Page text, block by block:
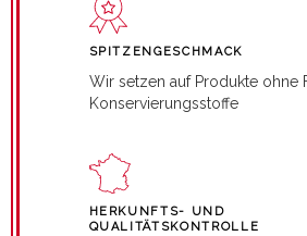
SPITZENGESCHMACK
Wir setzen auf Produkte ohne
Konservierungsstoffe
HERKUNFTS- UND
QUALITÄTSKONTROLLE